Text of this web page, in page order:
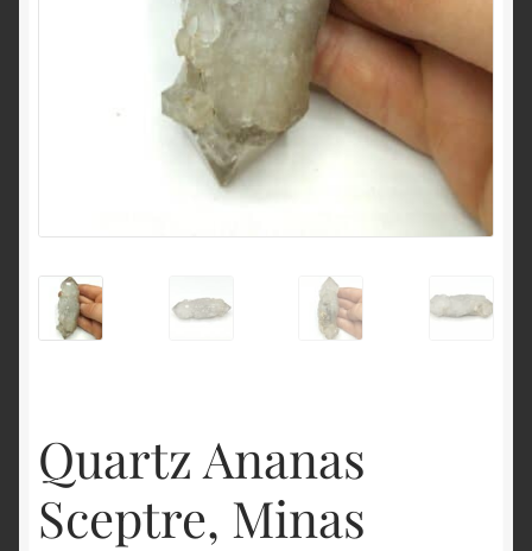
Quartz Ananas
Sceptre, Minas